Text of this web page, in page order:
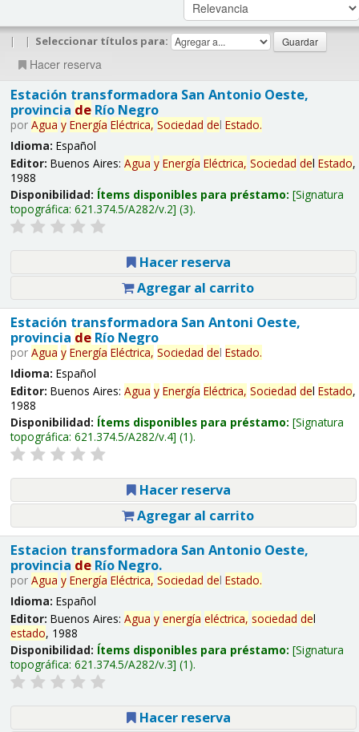
| | Seleccionar títulos para:
Hacer reserva
Estación transformadora San Antonio Oeste,
provincia deRío Negro
por Agua y Energía Eléctrica, Sociedad del Estado.
Idioma: Español
Editor: Buenos Aires: Agua y Energía Eléctrica, Sociedad del Estado,
1988
Disponibilidad: Ítems disponibles para préstamo: Signatura
topográfica: 621.374.5/A282/v.2 (3).
Hacer reserva
Agregar al carrito
Estación transformadora San Antoni Oeste,
provincia deRío Negro
por Agua y Energía Eléctrica, Sociedad del Estado.
Idioma: Español
Editor: Buenos Aires: Agua y Energía Eléctrica, Sociedad del Estado,
1988
Disponibilidad: Ítems disponibles para préstamo: Signatura
topográfica: 621.374.5/A282/v.4 (1).
Hacer reserva
Agregar al carrito
Estacion transformadora San Antonio Oeste,
provincia deRío Negro.
por Agua y Energía Eléctrica, Sociedad del Estado.
Idioma: Español
Editor: Buenos Aires: Agua y energía eléctrica, sociedad del
estado, 1988
Disponibilidad: Ítems disponibles para préstamo: Signatura
topográfica: 621.374.5/A282/v.3 (1).
Hacer reserva